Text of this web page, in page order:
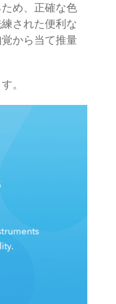
め、正確な色
された便利な
から当て推量
。